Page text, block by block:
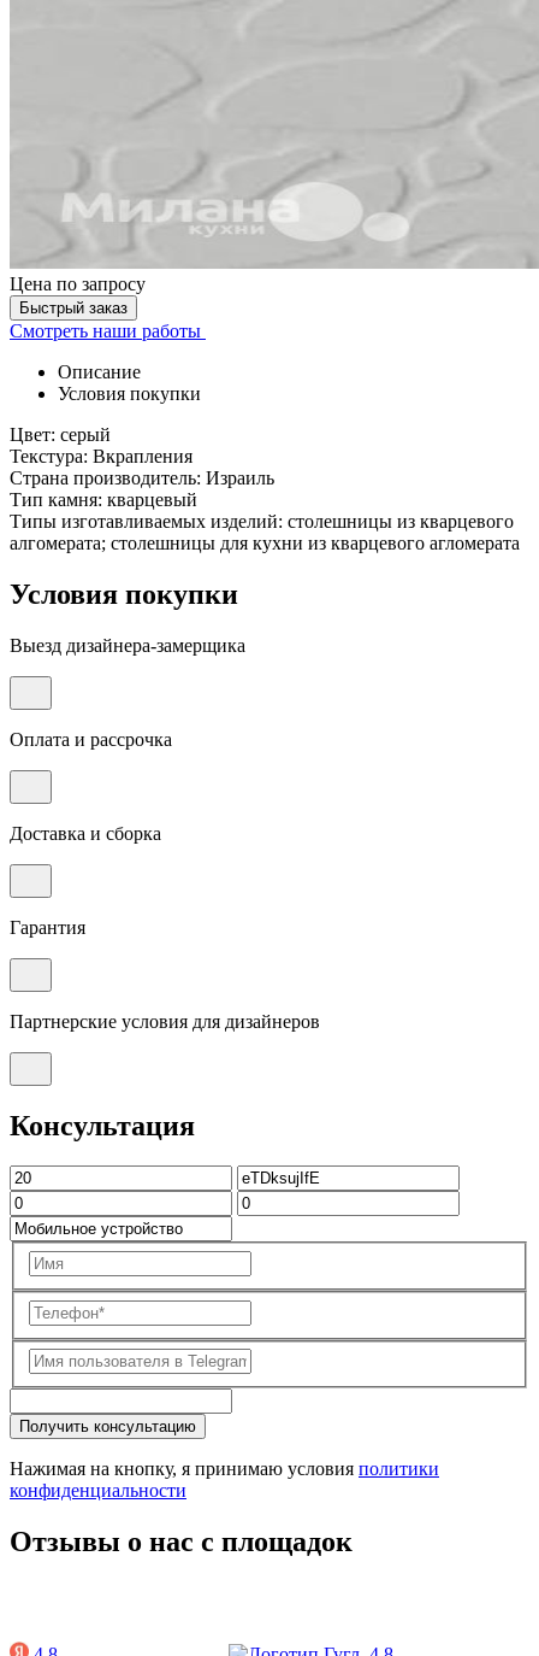
Цена по запросу
Быстрый заказ
Смотреть наши работы
Описание
Условия покупки
Цвет: серый
Текстура: Вкрапления
Страна производитель: Израиль
Тип камня: кварцевый
Типы изготавливаемых изделий: столешницы из кварцевого
алгомерата; столешницы для кухни из кварцевого агломерата
Условия покупки
Выезд дизайнера-замерщика
Оплата и рассрочка
Доставка и сборка
Гарантия
Партнерские условия для дизайнеров
Консультация
Получить консультацию
Нажимая на кнопку, я принимаю условия политики
конфиденциальности
Отзывы о нас с площадок